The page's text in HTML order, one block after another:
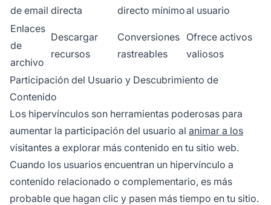
de email directa
directo mínimoal usuario
Enlaces
de
archivo
Descargar
recursos
Conversiones
rastreables
Ofrece activos
valiosos
Participación del Usuario y Descubrimiento de
Contenido
Los hipervínculos son herramientas poderosas para
aumentar la participación del usuario al animar a los
visitantes a explorar más contenido en tu sitio web.
Cuando los usuarios encuentran un hipervínculo a
contenido relacionado o complementario, es más
probable que hagan clic y pasen más tiempo en tu sitio.